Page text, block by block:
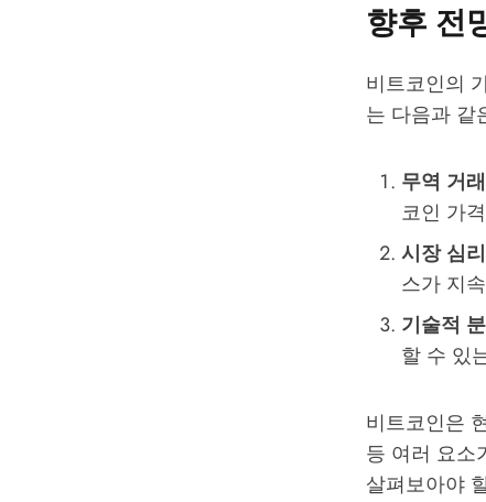
향후 전
비트코인의
는 다음과 같
무역 거
코인 가
시장 심리
스가 지
기술적
할 수 있
비트코인은
등 여러 요소
살펴보아야